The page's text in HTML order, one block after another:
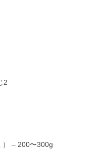
2
） – 200〜300g